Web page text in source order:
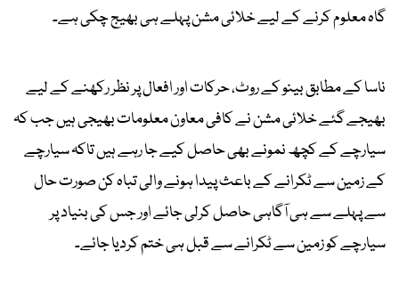
گاہ معلوم کرنے کے لیے خلائی مشن پہلے ہی بھیج چکی ہے۔
ناسا کے مطابق بینو کے روٹ، حرکات اور افعال پر نظر رکھنے کے لیے
بھیجے گئے خلائی مشن نے کافی معاون معلومات بھیجی ہیں جب کہ
سیارچے کے کچھ نمونے بھی حاصل کیے جا رہے ہیں تاکہ سیارچے
کے زمین سے ٹکرانے کے باعث پیدا ہونے والی تباہ کن صورت حال
سے پہلے سے ہی آگاہی حاصل کرلی جائے اور جس کی بنیاد پر
سیارچے کو زمین سے ٹکرانے سے قبل ہی ختم کردیا جائے۔